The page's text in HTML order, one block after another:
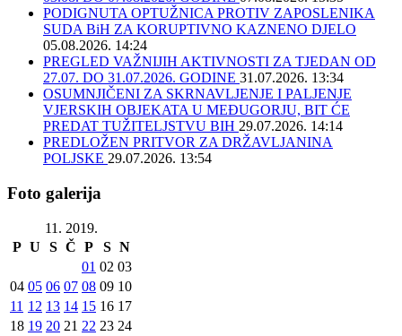
PODIGNUTA OPTUŽNICA PROTIV ZAPOSLENIKA
SUDA BiH ZA KORUPTIVNO KAZNENO DJELO
05.08.2026. 14:24
PREGLED VAŽNIJIH AKTIVNOSTI ZA TJEDAN OD
27.07. DO 31.07.2026. GODINE 31.07.2026. 13:34
OSUMNJIČENI ZA SKRNAVLJENJE I PALJENJE
VJERSKIH OBJEKATA U MEĐUGORJU, BIT ĆE
PREDAT TUŽITELJSTVU BIH 29.07.2026. 14:14
PREDLOŽEN PRITVOR ZA DRŽAVLJANINA
POLJSKE 29.07.2026. 13:54
Foto galerija
11. 2019.
P U S Č P S N
01 02 03
04 05 06 07 08 09 10
11 12 13 14 15 16 17
18 19 20 21 22 23 24